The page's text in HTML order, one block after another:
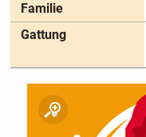
Familie
Gattung